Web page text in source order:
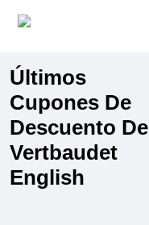
Últimos
Cupones De
Descuento De
Vertbaudet
English